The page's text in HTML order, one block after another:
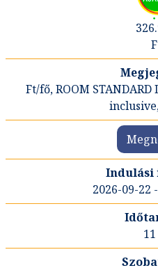
Ft/fő, ROOM STANDARD
2026-09-22